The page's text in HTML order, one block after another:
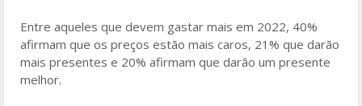
Entre aqueles que devem gastar mais em 2022, 40%
afirmam que os preços estão mais caros, 21% que darão
mais presentes e 20% afirmam que darão um presente
melhor.